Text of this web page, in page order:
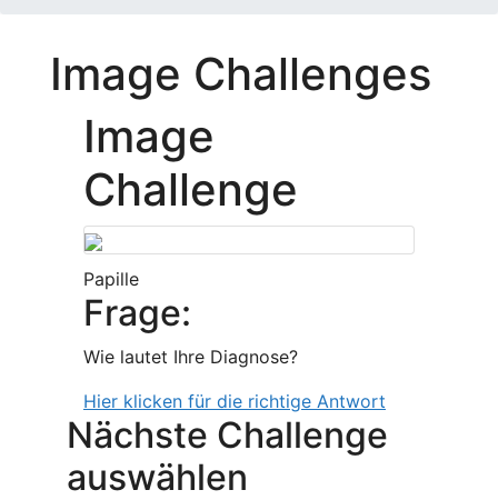
Image Challenges
Image
Challenge
Papille
Frage:
Wie lautet Ihre Diagnose?
Hier klicken für die richtige Antwort
Nächste Challenge
auswählen